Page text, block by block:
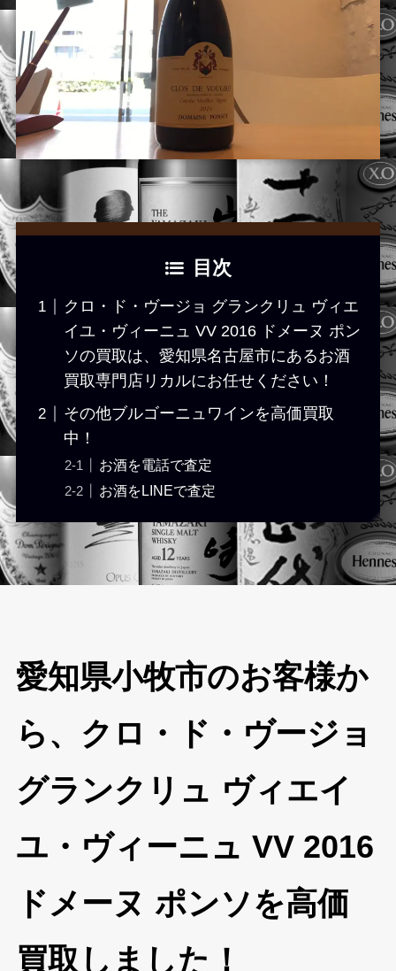
目次
クロ・ド・ヴージョ グランクリュ ヴィエ
イユ・ヴィーニュ VV 2016 ドメーヌ ポン
ソの買取は、愛知県名古屋市にあるお酒
買取専門店リカルにお任せください！
その他ブルゴーニュワインを高価買取
中！
お酒を電話で査定
お酒をLINEで査定
愛知県小牧市のお客様か
ら、クロ・ド・ヴージョ
グランクリュ ヴィエイ
ユ・ヴィーニュ VV 2016
ドメーヌ ポンソを高価
買取しました！